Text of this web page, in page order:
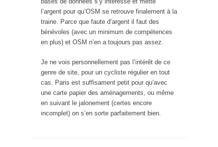
l’argent pour qu’OSM se retrouve finalement à la
traine. Parce que faute d’argent il faut des
bénévoles (avec un minimum de compétences
en plus) et OSM n’en a toujours pas assez.
Je ne vois personnellement pas l’intérêt de ce
genre de site, pour un cycliste régulier en tout
cas. Paris est suffisament petit pour qu’avec
une carte papier des aménagements, ou même
en suivant le jalonement (certes encore
incomplet) on s’en sorte parfaitement bien.